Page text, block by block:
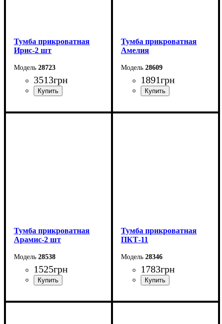
Тумба прикроватная
Ирис-2 шт
28723
3513грн
Ширина: 49 см
Тумба прикроватная
Амелия
28609
1891грн
Ширина: 50 см
Тумба прикроватная
Арамис-2 шт
28538
1525грн
Ширина: 40,2 см
Тумба прикроватная
ПКТ-11
28346
1783грн
Ширина: 40 см